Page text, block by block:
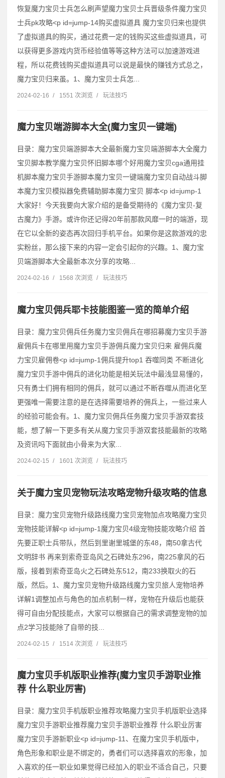
恢复魔力宝贝士兵怎么刷声望魔力宝贝士兵晋级条件魔力宝贝
士兵pk攻略˂p id=jump-14购买虚拟道具 魔力宝贝归来也提供
了虚拟道具的购买，通过花费一定的钱购买这些虚拟道具，可
以获得更多游戏内货币经验值等等这种方法可以加速游戏进
程，所以花费钱购买虚拟道具可以说是最快的赚钱方式总之，
魔力宝贝归来虽。1、魔力宝贝士兵怎...
2024-02-16 / 1551 次浏览 / 玩法技巧
魔力宝贝端游脚本大全(魔力宝贝一键端)
目录：魔力宝贝端游脚本大全最新魔力宝贝端游脚本大全魔力
宝贝脚本教学魔力宝贝怀旧脚本哪个好用魔力宝贝cga通用挂
机脚本魔力宝贝手游脚本魔力宝贝一键端魔力宝贝自动战斗脚
本魔力宝贝模拟器免费辅助脚本魔力宝贝 脚本˂p id=jump-1
大家好！今天我要向大家介绍的是备受期待的《魔力宝贝-复
古魔力》手游。或许你还记得20年前那款风靡一时的端游，现
在它以全新的姿态再次回归手机平台。如果你是这款游戏的忠
实粉丝，那么接下来的内容一定会引起你的兴趣。1、魔力宝
贝端游脚本大全最新本次分享的攻略...
2024-02-16 / 1568 次浏览 / 玩法技巧
魔力宝贝佣兵耶卡技能图鉴一览的简单介绍
目录：魔力宝贝佣兵任务魔力宝贝佣兵在哪招募魔力宝贝手游
雇佣兵卡在哪里用魔力宝贝手游佣兵魔力宝贝归来 雇佣兵魔
力宝贝雇佣卷˂p id=jump-1佣兵提升top1 吞噬同类 不断进化
魔力宝贝手游中佣兵的进化功能是相关玩法中最浅显易懂的，
只有勇士们拥有相同的佣兵，就可以通过不断吞噬从而进化至
更强唯一需要注意的是在选择需要培养的佣兵上，一些过来人
的经验可能会有。1、魔力宝贝佣兵任务魔力宝贝手游双套技
能，想了解一下更多有关从魔力宝贝手游双套技能最新的攻略
及资讯吗下面就由小骨来为大家...
2024-02-15 / 1601 次浏览 / 玩法技巧
关于魔力宝贝宠物玩法攻略宠物升级攻略的信息
目录：魔力宝贝宠物升级路线魔力宝贝宠物加点攻略魔力宝贝
宠物技能详解˂p id=jump-1魔力宝贝4级宠物技能攻略介绍 首
先要正职士兵带队，然后到里谢里城堡的东48，南50拿古代
文明辞书 再来到索奇亚岛风之石碑处东296，南225拿风的石
版，接着到索奇亚岛火之石碑处东512，南233换取火的石
版，然后。1、魔力宝贝宠物升级路线魔力宝贝旅人宠物培养
详解1调整加点与角色的加点机制一样，宠物在升级后也能获
得可自由分配技能点，大家可以根据自己的需求调整宠物的加
点2学习技能除了自带的技...
2024-02-15 / 1514 次浏览 / 玩法技巧
魔力宝贝手机版职业推荐(魔力宝贝手游职业推
荐 什么职业厉害)
目录：魔力宝贝手机版职业推荐攻略魔力宝贝手机版职业选择
魔力宝贝手游职业推荐魔力宝贝手游职业推荐 什么职业厉害
魔力宝贝手游新职业˂p id=jump-11、在魔力宝贝手机版中，
角色形象和职业是不绑定的，勇者们可以选择喜欢的形象，加
入喜欢的任一职业如果觉得已经加入的职业不适合自己，只要